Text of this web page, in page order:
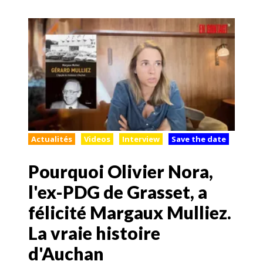
Actualités Videos Interview Save the date
Pourquoi Olivier Nora,
l'ex-PDG de Grasset, a
félicité Margaux Mulliez.
La vraie histoire
d'Auchan